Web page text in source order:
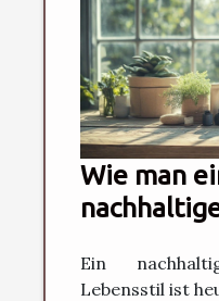
Wie man
pflegt
Ein
Lebensstil ist